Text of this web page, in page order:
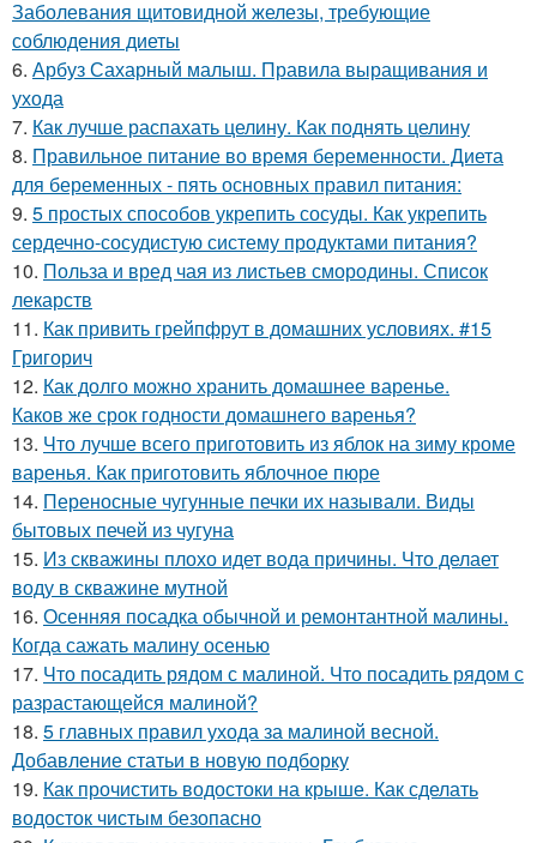
Заболевания щитовидной железы, требующие
соблюдения диеты
6. Арбуз Сахарный малыш. Правила выращивания и
ухода
7. Как лучше распахать целину. Как поднять целину
8. Правильное питание во время беременности. Диета
для беременных - пять основных правил питания:
9. 5 простых способов укрепить сосуды. Как укрепить
сердечно-сосудистую систему продуктами питания?
10. Польза и вред чая из листьев смородины. Список
лекарств
11. Как привить грейпфрут в домашних условиях. #15
Григорич
12. Как долго можно хранить домашнее варенье.
Каков же срок годности домашнего варенья?
13. Что лучше всего приготовить из яблок на зиму кроме
варенья. Как приготовить яблочное пюре
14. Переносные чугунные печки их называли. Виды
бытовых печей из чугуна
15. Из скважины плохо идет вода причины. Что делает
воду в скважине мутной
16. Осенняя посадка обычной и ремонтантной малины.
Когда сажать малину осенью
17. Что посадить рядом с малиной. Что посадить рядом с
разрастающейся малиной?
18. 5 главных правил ухода за малиной весной.
Добавление статьи в новую подборку
19. Как прочистить водостоки на крыше. Как сделать
водосток чистым безопасно